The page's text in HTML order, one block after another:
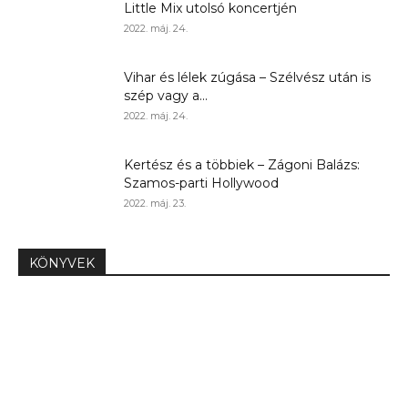
Little Mix utolsó koncertjén
2022. máj. 24.
Vihar és lélek zúgása – Szélvész után is
szép vagy a...
2022. máj. 24.
Kertész és a többiek – Zágoni Balázs:
Szamos-parti Hollywood
2022. máj. 23.
KÖNYVEK